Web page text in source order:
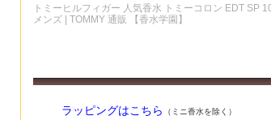
トミーヒルフィガー 人気香水 トミーコロン EDT SP
メンズ | TOMMY 通販 【香水学園】
ラッピングはこちら （ミニ香水を除く）